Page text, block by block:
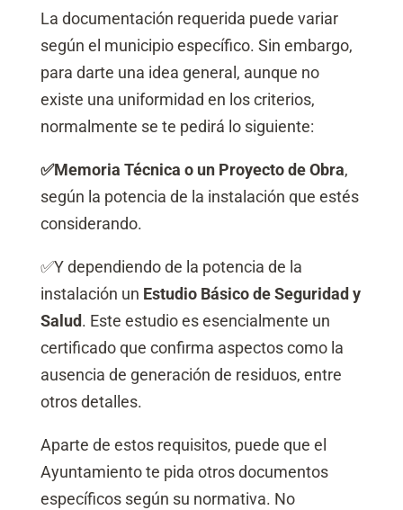
La documentación requerida puede variar
según el municipio específico. Sin embargo,
para darte una idea general, aunque no
existe una uniformidad en los criterios,
normalmente se te pedirá lo siguiente:
✅Memoria Técnica o un Proyecto de Obra,
según la potencia de la instalación que estés
considerando.
✅Y dependiendo de la potencia de la
instalación un Estudio Básico de Seguridad y
Salud. Este estudio es esencialmente un
certificado que confirma aspectos como la
ausencia de generación de residuos, entre
otros detalles.
Aparte de estos requisitos, puede que el
Ayuntamiento te pida otros documentos
específicos según su normativa. No